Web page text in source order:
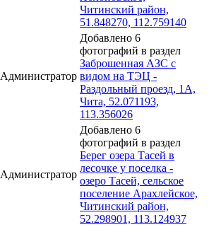
Читинский район,
51.848270, 112.759140
Администратор
Добавлено 6
фотографий в раздел
Заброшенная АЗС с
видом на ТЭЦ -
Раздольный проезд, 1А,
Чита, 52.071193,
113.356026
Администратор
Добавлено 6
фотографий в раздел
Берег озера Тасей в
лесочке у поселка -
озеро Тасей, сельское
поселение Арахлейское,
Читинский район,
52.298901, 113.124937